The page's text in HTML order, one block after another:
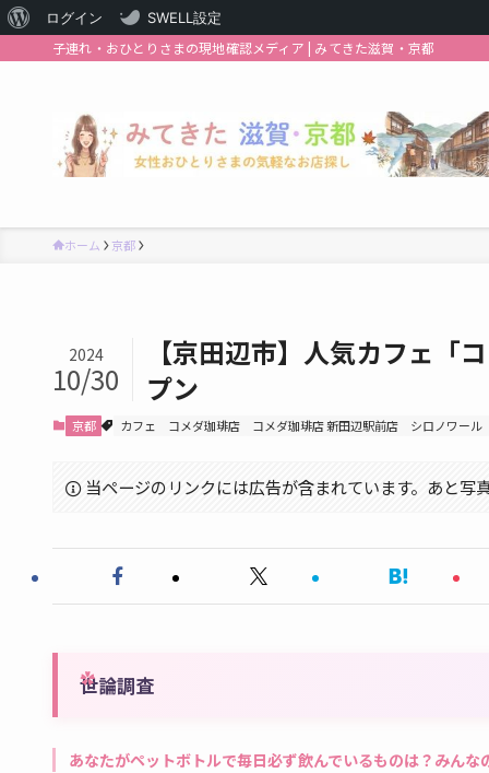
WordPress
ログイン SWELL設定
子連れ・おひとりさまの現地確認メディア | みてきた滋賀・京都
ホーム 京都
【京田辺市】人気カフェ「
プン
2024
10/30
京都 カフェ コメダ珈琲店 コメダ珈琲店 新田辺駅前店 シロノワール
当ページのリンクには広告が含まれています。あと写
世論調査
あなたがペットボトルで毎日必ず飲んでいるものは？みんな